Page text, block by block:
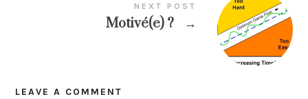
NEXT POST
Motivé(e) ? →
LEAVE A COMMENT